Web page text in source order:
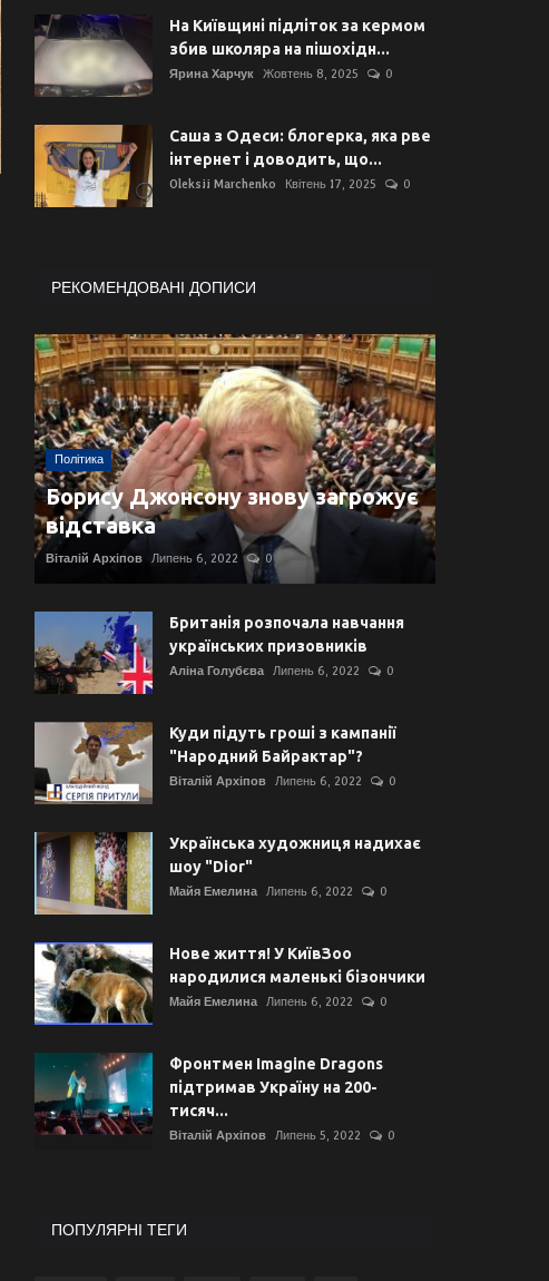
На Київщині підліток за кермом
збив школяра на пішохідн...
Ярина Харчук Жовтень 8, 2025 0
Саша з Одеси: блогерка, яка рве
інтернет і доводить, що...
Oleksii Marchenko Квітень 17, 2025 0
РЕКОМЕНДОВАНІ ДОПИСИ
Політика
Борису Джонсону знову загрожує
відставка
Віталій Архіпов Липень 6, 2022 0
Британія розпочала навчання
українських призовників
Аліна Голубєва Липень 6, 2022 0
Куди підуть гроші з кампанії
"Народний Байрактар"?
Віталій Архіпов Липень 6, 2022 0
Українська художниця надихає
шоу "Dior"
Майя Емелина Липень 6, 2022 0
Нове життя! У КиївЗоо
народилися маленькі бізончики
Майя Емелина Липень 6, 2022 0
Фронтмен Imagine Dragons
підтримав Україну на 200-
тисяч...
Віталій Архіпов Липень 5, 2022 0
ПОПУЛЯРНІ ТЕГИ